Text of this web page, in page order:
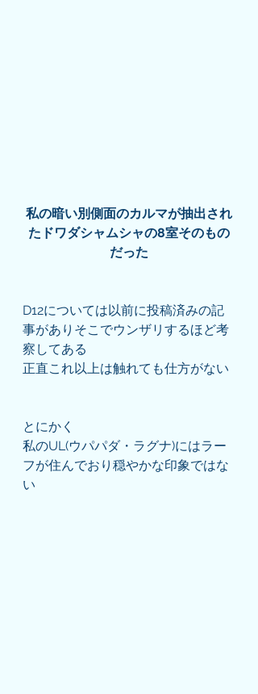
私の暗い別側面のカルマが抽出され
たドワダシャムシャの8室そのもの
だった
D12については以前に投稿済みの記
事がありそこでウンザリするほど考
察してある
正直これ以上は触れても仕方がない
とにかく
私のUL(ウパパダ・ラグナ)にはラー
フが住んでおり穏やかな印象ではな
い